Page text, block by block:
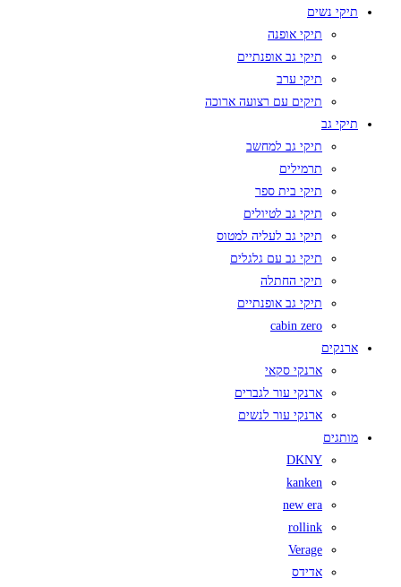
תיקי נשים
תיקי אופנה
תיקי גב אופנתיים
תיקי ערב
תיקים עם רצועה ארוכה
תיקי גב
תיקי גב למחשב
תרמילים
תיקי בית ספר
תיקי גב לטיולים
תיקי גב לעליה למטוס
תיקי גב עם גלגלים
תיקי החתלה
תיקי גב אופנתיים
cabin zero
ארנקים
ארנקי סקאי
ארנקי עור לגברים
ארנקי עור לנשים
מותגים
DKNY
kanken
new era
rollink
Verage
אדידס